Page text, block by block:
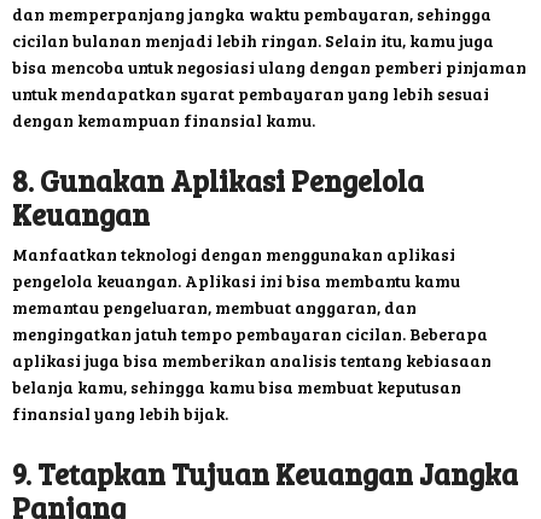
dan memperpanjang jangka waktu pembayaran, sehingga
cicilan bulanan menjadi lebih ringan. Selain itu, kamu juga
bisa mencoba untuk negosiasi ulang dengan pemberi pinjaman
untuk mendapatkan syarat pembayaran yang lebih sesuai
dengan kemampuan finansial kamu.
8. Gunakan Aplikasi Pengelola
Keuangan
Manfaatkan teknologi dengan menggunakan aplikasi
pengelola keuangan. Aplikasi ini bisa membantu kamu
memantau pengeluaran, membuat anggaran, dan
mengingatkan jatuh tempo pembayaran cicilan. Beberapa
aplikasi juga bisa memberikan analisis tentang kebiasaan
belanja kamu, sehingga kamu bisa membuat keputusan
finansial yang lebih bijak.
9. Tetapkan Tujuan Keuangan Jangka
Panjang